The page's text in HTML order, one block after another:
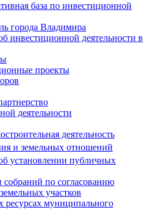
база по инвестиционной
города Владимира
инвестиционной деятельности в
проекты
деятельности
деятельность
и земельных отношений
установлении публичных
по согласованию
участков
муниципального